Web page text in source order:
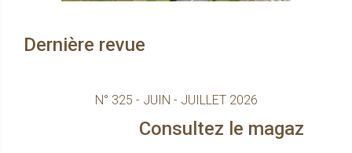
Dernière revue
N° 325 - JUIN - JUILLET 2026
Consultez le magazine